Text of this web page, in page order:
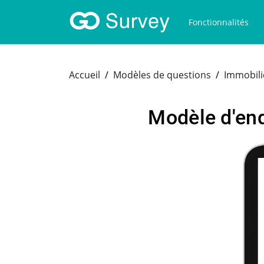
Fonctionnalités
Accueil Modèles de questions
Modèle